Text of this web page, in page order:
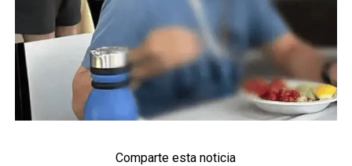
Comparte esta noticia